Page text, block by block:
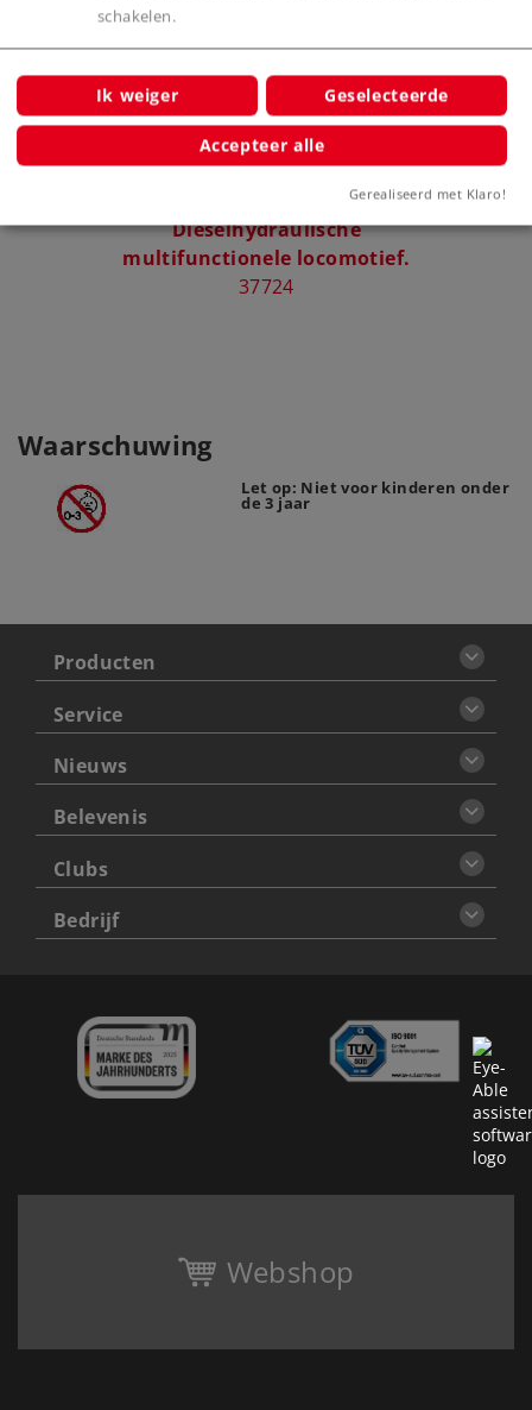
Dieselhydraulische
multifunctionele locomotief.
37724
Waarschuwing
Let op: Niet voor kinderen onder
de 3 jaar
Producten
Service
Nieuws
Belevenis
Clubs
Bedrijf
Webshop
schakelen.
Ik weiger Geselecteerde
Accepteer alle
Gerealiseerd met Klaro!